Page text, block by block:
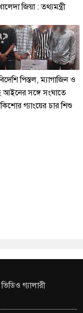
জিয়া : তথ্যমন্ত্রী
পিস্তল, ম্যাগাজিন ও
সঙ্গে সংঘাতে
গ্যাংয়ের চার শিশু
ভিডিও গ্যালারী